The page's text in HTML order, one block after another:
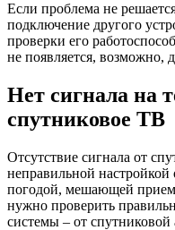
Если проблема не
подключение другого
проверки его
не появляется, возможно,
Нет сигнала на
спутниковое ТВ
Отсутствие сигнала от
неправильной
погодой, мешающей
нужно проверить
системы – от спутниковой